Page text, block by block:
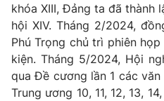
khóa XIII, Đảng ta đã thành
hội XIV. Tháng 2/2024,
Phú Trọng chủ trì phiên
kiện. Tháng 5/2024, Hội
qua Đề cương lần 1 các
Trung ương 10, 11, 12, 13,